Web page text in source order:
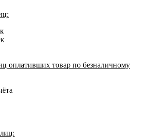
оплативших товар по безналичному